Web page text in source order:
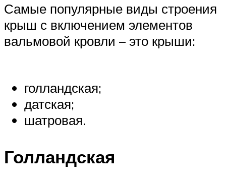
Самые популярные виды строения
крыш с включением элементов
вальмовой кровли – это крыши:
голландская;
датская;
шатровая.
Голландская